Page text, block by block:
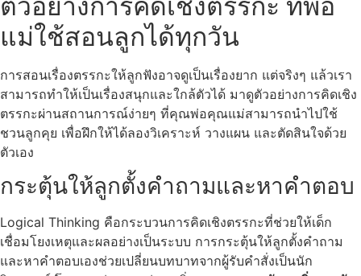
แม่ใช้สอนลูกได้ทุกวัน
การสอนเรื่องตรรกะให้ลูกฟังอาจดูเป็นเรื่องยาก แต่จริงๆ แล้วเรา
สามารถทำให้เป็นเรื่องสนุกและใกล้ตัวได้ มาดูตัวอย่างการคิดเชิง
ตรรกะผ่านสถานการณ์ง่ายๆ ที่คุณพ่อคุณแม่สามารถนำไปใช้
ชวนลูกคุย เพื่อฝึกให้ได้ลองวิเคราะห์ วางแผน และตัดสินใจด้วย
ตัวเอง
กระตุ้นให้ลูกตั้งคำถามและหาคำตอบ
Logical Thinking คือกระบวนการคิดเชิงตรรกะที่ช่วยให้เด็ก
เชื่อมโยงเหตุและผลอย่างเป็นระบบ การกระตุ้นให้ลูกตั้งคำถาม
และหาคำตอบเองช่วยเปลี่ยนบทบาทจากผู้รับคำสั่งเป็นนัก